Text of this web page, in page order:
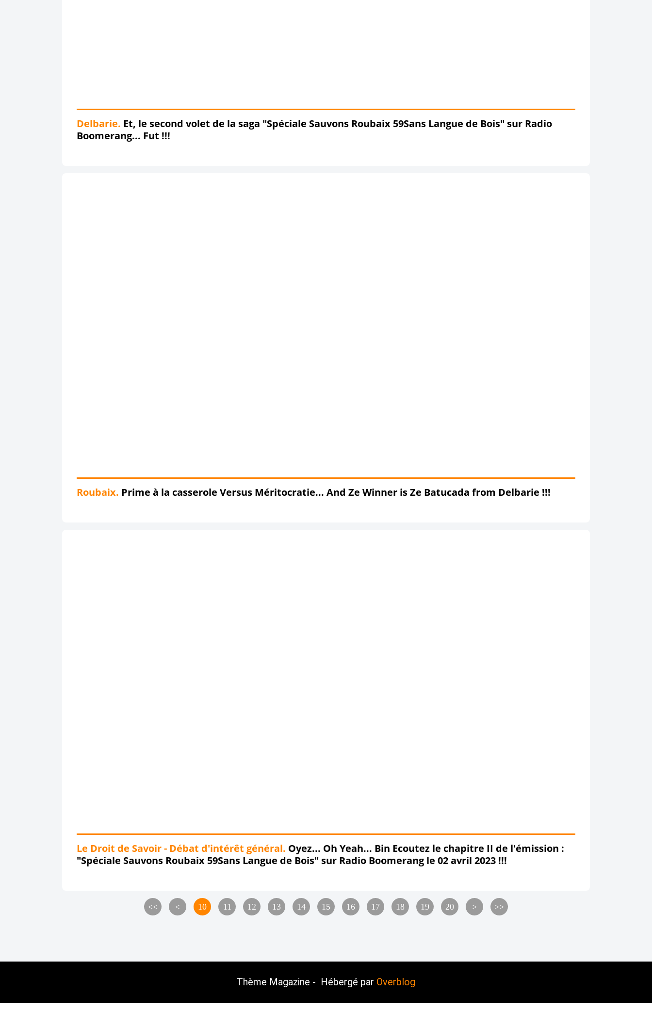
Delbarie. Et, le second volet de la saga "Spéciale Sauvons Roubaix 59Sans Langue de Bois" sur Radio
Boomerang... Fut !!!
Roubaix. Prime à la casserole Versus Méritocratie... And Ze Winner is Ze Batucada from Delbarie !!!
Le Droit de Savoir - Débat d'intérêt général. Oyez... Oh Yeah... Bin Ecoutez le chapitre II de l'émission :
"Spéciale Sauvons Roubaix 59Sans Langue de Bois" sur Radio Boomerang le 02 avril 2023 !!!
<< < 10 11 12 13 14 15 16 17 18 19 20 > >>
Thème Magazine - Hébergé par Overblog